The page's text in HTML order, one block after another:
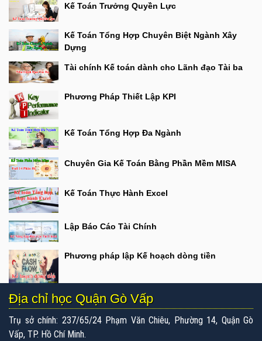
Kế Toán Trưởng Quyền Lực
Kế Toán Tổng Hợp Chuyên Biệt Ngành Xây
Dựng
Tài chính Kế toán dành cho Lãnh đạo Tài ba
Phương Pháp Thiết Lập KPI
Kế Toán Tổng Hợp Đa Ngành
Chuyên Gia Kế Toán Bằng Phần Mềm MISA
Kế Toán Thực Hành Excel
Lập Báo Cáo Tài Chính
Phương pháp lập Kế hoạch dòng tiền
Địa chỉ học Quận Gò Vấp
Trụ sở chính: 237/65/24 Phạm Văn Chiêu, Phường 14, Quận Gò
Vấp, TP. Hồ Chí Minh.